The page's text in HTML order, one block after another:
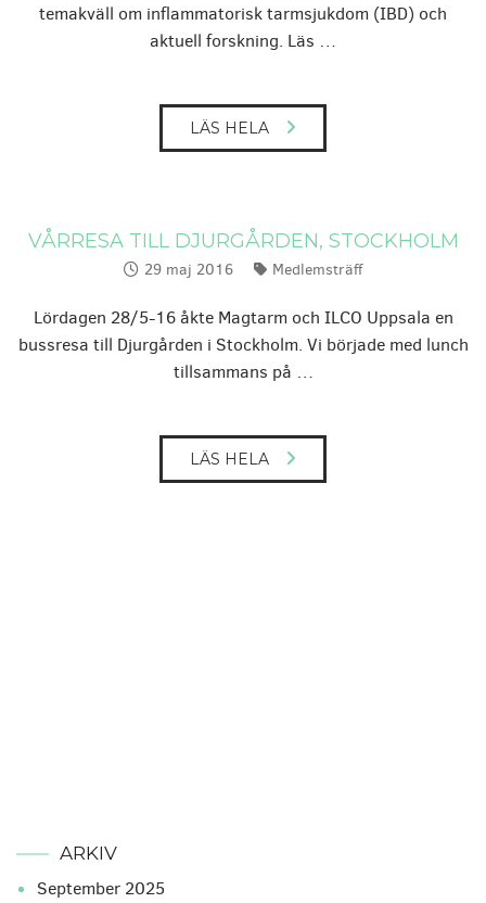
temakväll om inflammatorisk tarmsjukdom (IBD) och
aktuell forskning. Läs …
LÄS HELA
VÅRRESA TILL DJURGÅRDEN, STOCKHOLM
Publicerat:
29 maj 2016 Kategorier:
Medlemsträff
Lördagen 28/5-16 åkte Magtarm och ILCO Uppsala en
bussresa till Djurgården i Stockholm. Vi började med lunch
tillsammans på …
LÄS HELA
ARKIV
september 2025